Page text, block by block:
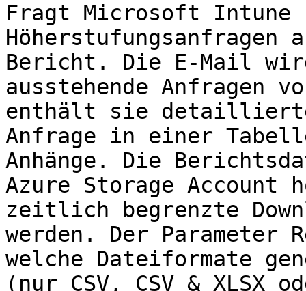
Fragt Microsoft Intune
Höherstufungsanfragen
Bericht. Die E-Mail
ausstehende Anfragen
enthält sie
Anfrage in einer
Anhänge. Die
Azure Storage Account
zeitlich begrenzte
werden. Der Parameter
welche Dateiformate
(nur CSV, CSV & XLSX